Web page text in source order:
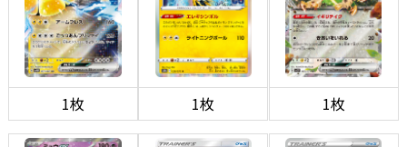
1枚 1枚 1枚